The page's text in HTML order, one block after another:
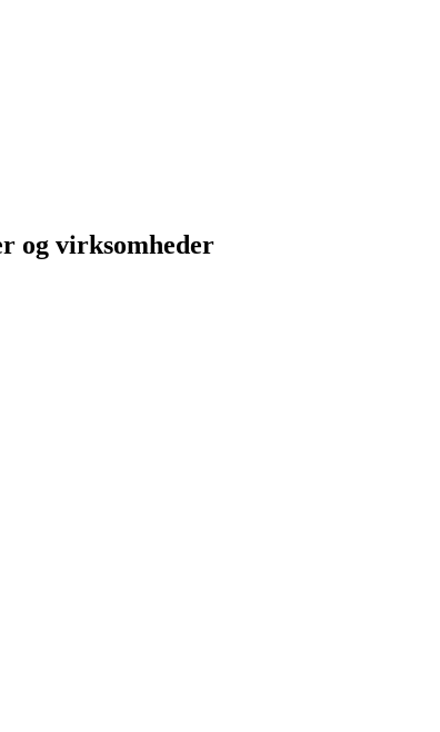
og virksomheder